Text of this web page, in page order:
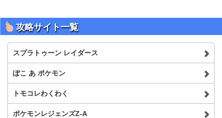
攻略サイト一覧
スプラトゥーン レイダース
ぽこ あ ポケモン
トモコレわくわく
ポケモンレジェンズZ-A